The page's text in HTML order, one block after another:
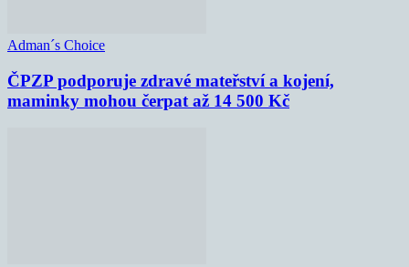
Adman´s Choice
ČPZP podporuje zdravé mateřství a kojení,
maminky mohou čerpat až 14 500 Kč